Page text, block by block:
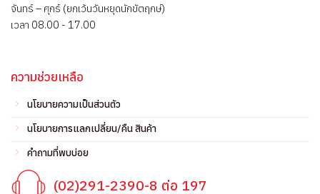
จันทร์ – ศุกร์ (ยกเว้นวันหยุดนักขัตฤกษ์)
เวลา 08.00 - 17.00
ความช่วยเหลือ
นโยบายความเป็นส่วนตัว
นโยบายการแลกเปลี่ยน/คืน สินค้า
คำถามที่พบบ่อย
(02)291-2390-8 ต่อ 197